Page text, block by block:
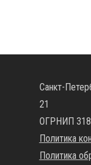
Санкт-
21
ОГРНИП
Политика
Политика